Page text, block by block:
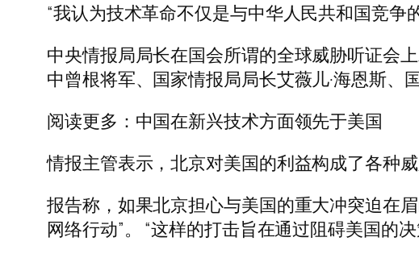
“我认为技术革命不仅是与中华人民共和国竞争
中央情报局局长在国会所谓的全球威胁听证会
中曾根将军、国家情报局局长艾薇儿·海恩斯、
阅读更多：中国在新兴技术方面领先于美国
情报主管表示，北京对美国的利益构成了各种威
报告称，如果北京担心与美国的重大冲突迫在
网络行动”。 “这样的打击旨在通过阻碍美国的